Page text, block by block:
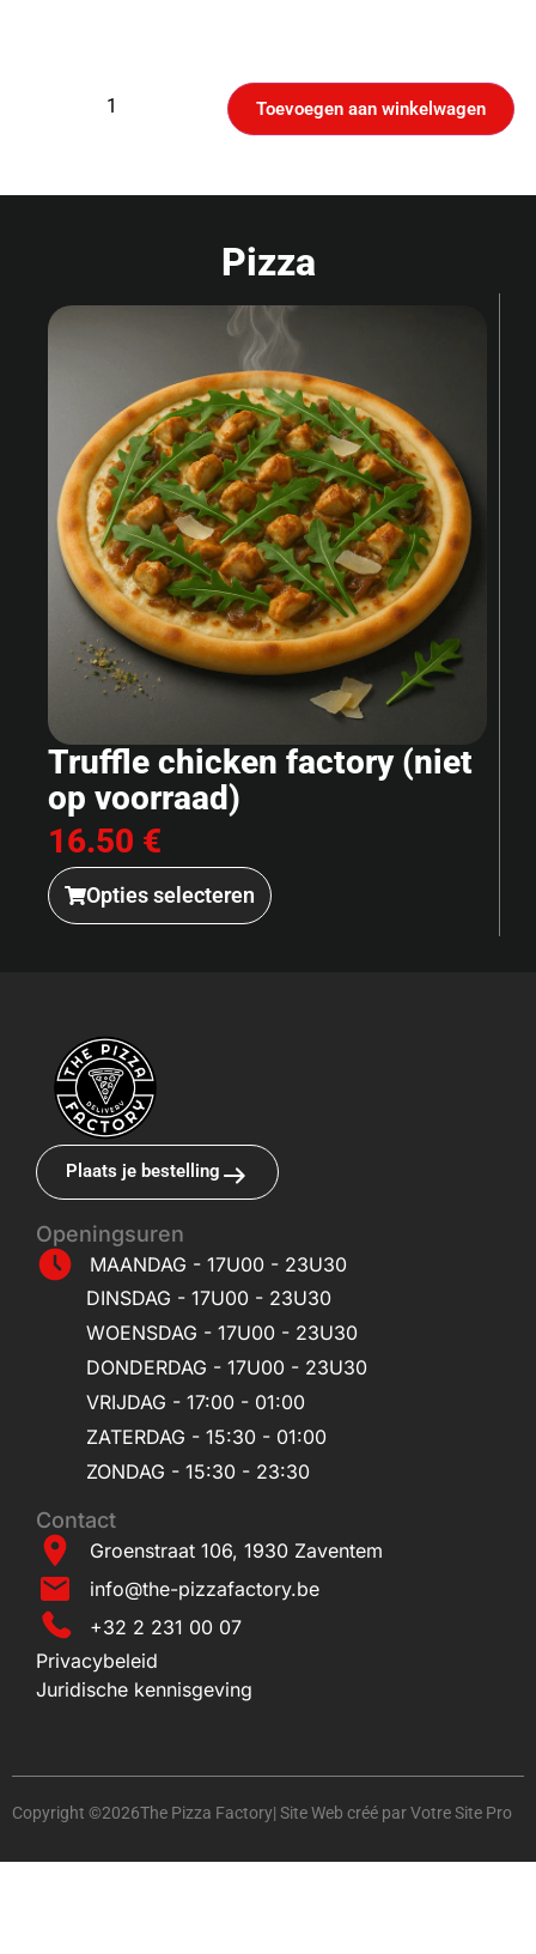
Toevoegen aan winkelwagen
Pizza
Truffle chicken factory (niet
op voorraad)
16.50 €
Opties selecteren
Plaats je bestelling
Openingsuren
MAANDAG - 17U00 - 23U30
DINSDAG - 17U00 - 23U30
WOENSDAG - 17U00 - 23U30
DONDERDAG - 17U00 - 23U30
VRIJDAG - 17:00 - 01:00
ZATERDAG - 15:30 - 01:00
ZONDAG - 15:30 - 23:30
Contact
Groenstraat 106, 1930 Zaventem
info@the-pizzafactory.be
+32 2 231 00 07
Privacybeleid
Juridische kennisgeving
Copyright ©2026The Pizza Factory| Site Web créé parVotre Site Pro